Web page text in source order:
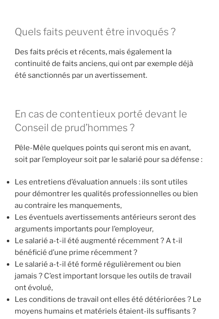
Quels faits peuvent être invoqués ?
Des faits précis et récents, mais également la
continuité de faits anciens, qui ont par exemple déjà
été sanctionnés par un avertissement.
En cas de contentieux porté devant le
Conseil de prud’hommes ?
Pêle-Mêle quelques points qui seront mis en avant,
soit par l’employeur soit par le salarié pour sa défense :
Les entretiens d’évaluation annuels : ils sont utiles
pour démontrer les qualités professionnelles ou bien
au contraire les manquements,
Les éventuels avertissements antérieurs seront des
arguments importants pour l’employeur,
Le salarié a-t-il été augmenté récemment ? A t-il
bénéficié d’une prime récemment ?
Le salarié a-t-il été formé régulièrement ou bien
jamais ? C’est important lorsque les outils de travail
ont évolué,
Les conditions de travail ont elles été détériorées ? Le
moyens humains et matériels étaient-ils suffisants ?